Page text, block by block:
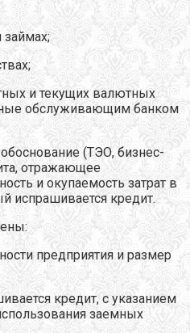
займах;
и текущих валютных
обслуживающим банком
(ТЭО, бизнес-
отражающее
и окупаемость затрат в
испрашивается кредит.
предприятия и размер
кредит, с указанием
заемных